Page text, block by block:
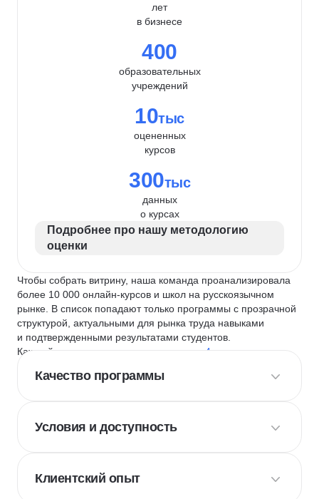
лет
в бизнесе
400
образовательных
учреждений
10тыс
оцененных
курсов
300тыс
данных
о курсах
Подробнее про нашу методологию
оценки
Чтобы собрать витрину, наша команда проанализировала
более 10 000 онлайн-курсов и школ на русскоязычном
рынке. В список попадают только программы с прозрачной
структурой, актуальными для рынка труда навыками
и подтвержденными результатами студентов.
Каждый курс и школу мы оцениваем по
4 критериям
Качество программы
Условия и доступность
Клиентский опыт